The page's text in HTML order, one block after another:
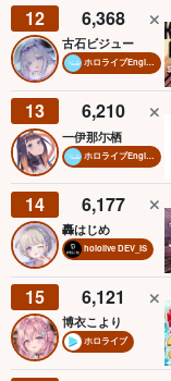
12 6,368
古石ビジュー
ホロライブEnglish
13 6,210
一伊那尓栖
ホロライブEnglish
14 6,177
轟はじめ
hololive DEV_IS
15 6,121
博衣こより
ホロライブ